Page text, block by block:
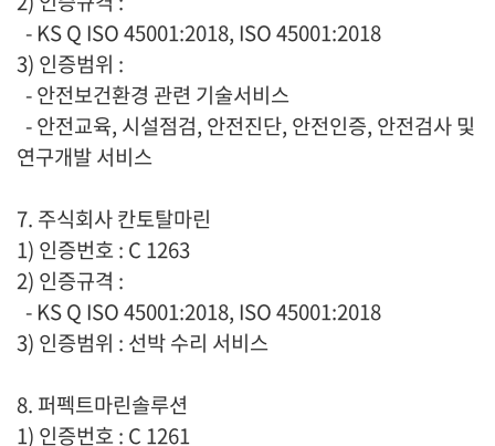
- KS Q ISO 45001:2018, ISO 45001:2018
3) 인증범위 :
- 안전보건환경 관련 기술서비스
- 안전교육, 시설점검, 안전진단, 안전인증, 안전검사 및
연구개발 서비스
7. 주식회사 칸토탈마린
1) 인증번호 : C 1263
2) 인증규격 :
- KS Q ISO 45001:2018, ISO 45001:2018
3) 인증범위 : 선박 수리 서비스
8. 퍼펙트마린솔루션
1) 인증번호 : C 1261